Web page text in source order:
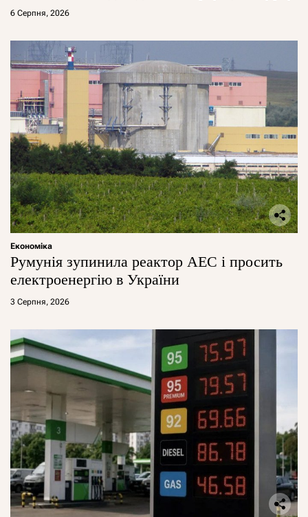
6 Серпня, 2026
Економіка
Румунія зупинила реактор АЕС і просить
електроенергію в України
3 Серпня, 2026